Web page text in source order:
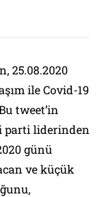
25.08.2020
ile Covid-19
tweet’in
parti liderinden
günü
ve küçük